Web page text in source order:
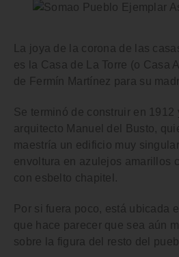
La joya de la corona de las
es la Casa de La Torre (o Casa
de Fermín Martínez para su
Se terminó de construir en 1912
arquitecto Manuel del Busto,
maestría un edificio muy
envoltura en azulejos amarillos
con esbelto chapitel.
Por si fuera poco, está ubicada
que hace parecer que sea aún
sobre la figura del resto del